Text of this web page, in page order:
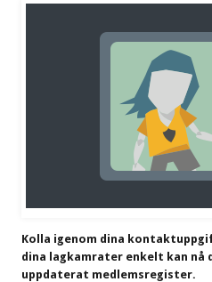
Kolla igenom dina
dina lagkamrater enkelt kan nå
uppdaterat medlemsregister.